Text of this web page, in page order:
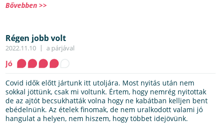
Bővebben >>
Régen jobb volt
2022.11.10 a párjával
Jó
Covid idők előtt jártunk itt utoljára. Most nyitás után nem
sokkal jöttünk, csak mi voltunk. Értem, hogy nemrég nyitottak
de az ajtót becsukhatták volna hogy ne kabátban kelljen bent
ebédelnünk. Az ételek finomak, de nem uralkodott valami jó
hangulat a helyen, nem hiszem, hogy többet idejövünk.